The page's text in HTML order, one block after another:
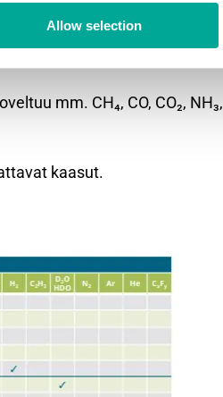
Allow selection
mm. CH₄, CO, CO₂, NH₃,
kaasut.